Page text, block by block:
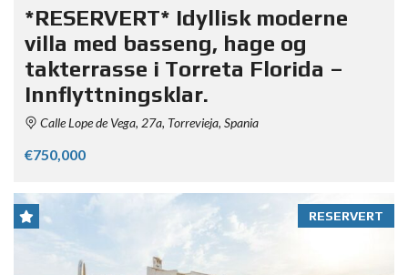
*RESERVERT* Idyllisk moderne
villa med basseng, hage og
takterrasse i Torreta Florida –
Innflyttningsklar.
Calle Lope de Vega, 27a, Torrevieja, Spania
€750,000
RESERVERT